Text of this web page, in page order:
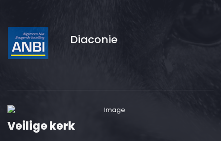
Diaconie
Veilige kerk